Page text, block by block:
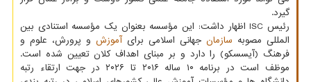
گیرد.
رئیس ISC اظهار داشت: این مؤسسه بعنوان یک مؤسسه استنادی بین
المللی مصوبه سازمان جهانی اسلامی برایآموزش و پرورش، علوم و
فرهنگ (آیسسکو) را دارد و بر مبنای اهداف کلان تعیین شده است.
موظف است در برنامه ۱۰ ساله ۲۰۱۶ تا ۲۰۲۶ در جهت ارتقاء رتبه